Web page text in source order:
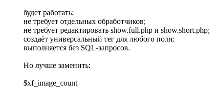
будет работать;
не требует отдельных обработчиков;
не требует редактировать show.full.php и show.short.php;
создаёт универсальный тег для любого поля;
выполняется без SQL-запросов.
Но лучше заменить:
$xf_image_count